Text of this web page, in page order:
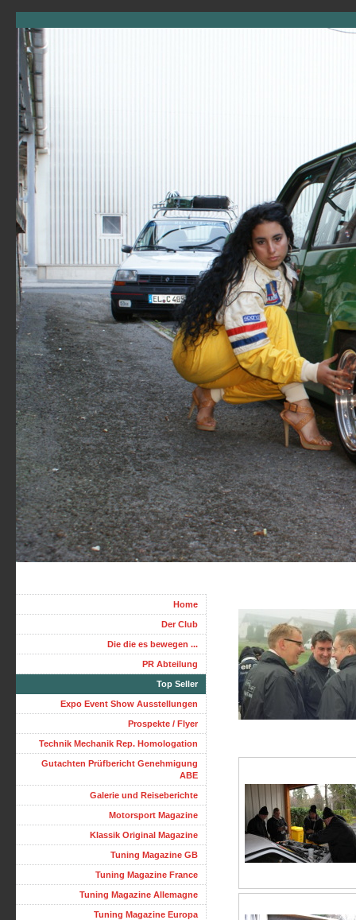
Home
Der Club
Die die es bewegen ...
PR Abteilung
Top Seller
Expo Event Show Ausstellungen
Prospekte / Flyer
Technik Mechanik Rep. Homologation
Gutachten Prüfbericht Genehmigung
ABE
Galerie und Reiseberichte
Motorsport Magazine
Klassik Original Magazine
Tuning Magazine GB
Tuning Magazine France
Tuning Magazine Allemagne
Tuning Magazine Europa